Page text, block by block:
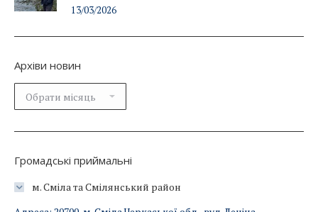
13/03/2026
Архіви новин
Архіви
новин
Громадські приймальні
м. Сміла та Смілянський район